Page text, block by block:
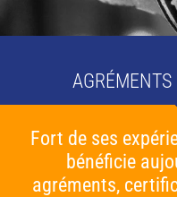
Fort de ses
bénéficie
agréments,